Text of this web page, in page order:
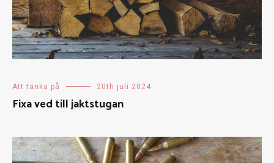
Att tänka på 20th juli 2024
Fixa ved till jaktstugan